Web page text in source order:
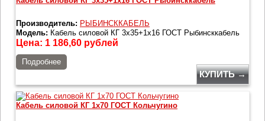
Производитель: РЫБИНСККАБЕЛЬ
Модель: Кабель силовой КГ 3х35+1х16 ГОСТ Рыбинсккабель
Цена: 1 186,60 рублей
Подробнее
КУПИТЬ →
Кабель силовой КГ 1х70 ГОСТ Кольчугино